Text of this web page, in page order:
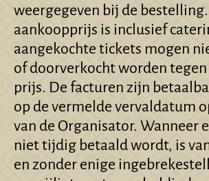
weergegeven bij de
aankoopprijs is inclusief
aangekochte tickets mogen
of doorverkocht worden tegen
prijs. De facturen zijn
op de vermelde vervaldatum
van de Organisator. Wanneer
niet tijdig betaald wordt, is
en zonder enige